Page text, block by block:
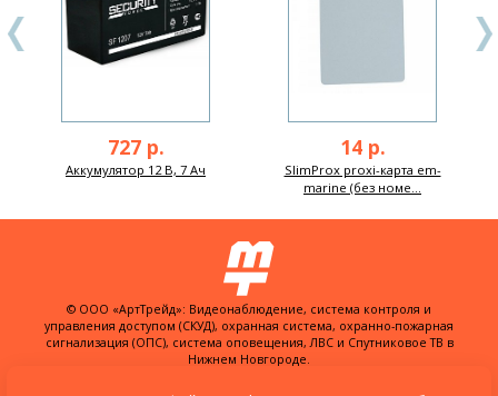
727 р.
Аккумулятор 12 В, 7 Ач
14 р.
SlimProx proxi-карта em-
marine (без номе...
© ООО «АртТрейд»: Видеонаблюдение, система контроля и
управления доступом (СКУД), охранная система, охранно-пожарная
сигнализация (ОПС), система оповещения, ЛВС и Спутниковое ТВ в
Нижнем Новгороде.